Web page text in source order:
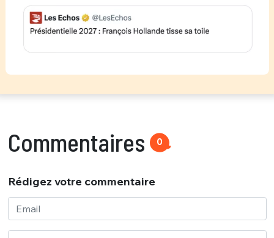
Commentaires 0
Rédigez votre commentaire